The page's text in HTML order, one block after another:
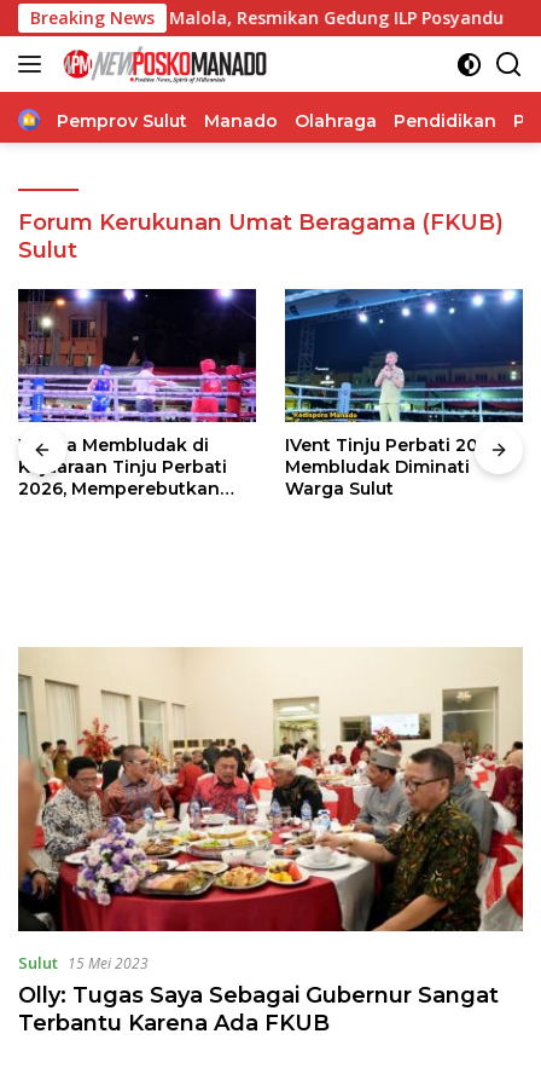
Langsung
ke
konten
Breaking News
166 Desa Malola, Resmikan Gedung ILP Posyandu
Home
Pemprov Sulut Manado Olahraga Pendidikan
Forum Kerukunan Umat Beragama (FKUB)
Sulut
Warga Membludak di
Kejuaraan Tinju Perbati
2026, Memperebutkan
IVent Tinju Perbati 2026
Membludak Diminati
Warga Sulut
Sulut 15 Mei 2023
Olly: Tugas Saya Sebagai Gubernur Sangat
Terbantu Karena Ada FKUB